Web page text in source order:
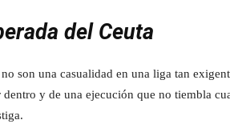
del Ceuta
son una casualidad en una liga tan
y de una ejecución que no tiembla